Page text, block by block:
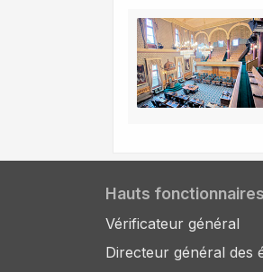
Hauts
Vérificateur général
Directeur général des